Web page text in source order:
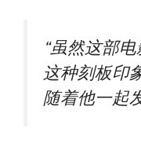
“虽然这部
这种刻板印
随着他一起